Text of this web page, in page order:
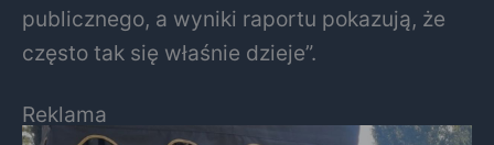
publicznego, a wyniki raportu pokazują, że
często tak się właśnie dzieje”.
Reklama